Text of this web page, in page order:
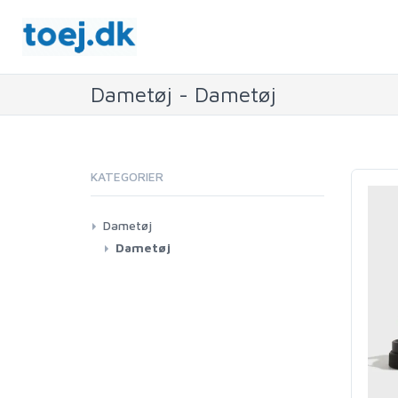
Dametøj - Dametøj
KATEGORIER
Dametøj
Dametøj